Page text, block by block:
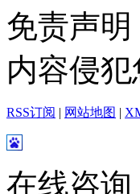
免责声
内容侵
RSS订阅 | 网站地图 |
在线咨询